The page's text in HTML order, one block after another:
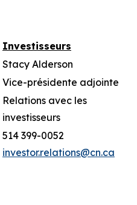
Investisseurs
Stacy Alderson
Vice-présidente adjointe
Relations avec les
investisseurs
514 399-0052
investor.relations@cn.ca